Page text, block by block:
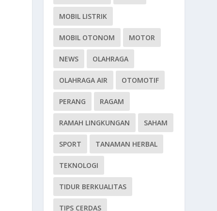
MOBIL LISTRIK
MOBIL OTONOM MOTOR
NEWS OLAHRAGA
OLAHRAGA AIR OTOMOTIF
PERANG RAGAM
RAMAH LINGKUNGAN SAHAM
SPORT TANAMAN HERBAL
TEKNOLOGI
TIDUR BERKUALITAS
TIPS CERDAS